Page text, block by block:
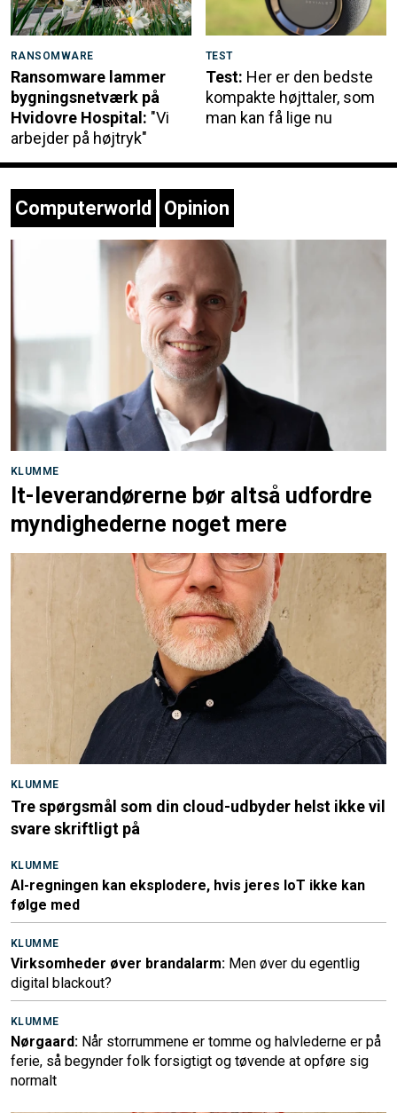
RANSOMWARE
Ransomware lammer
bygningsnetværk på
Hvidovre Hospital: "Vi
arbejder på højtryk"
TEST
Test: Her er den bedste
kompakte højttaler, som
man kan få lige nu
Computerworld Opinion
KLUMME
It-leverandørerne bør altså udfordre
myndighederne noget mere
KLUMME
Tre spørgsmål som din cloud-udbyder helst ikke vil
svare skriftligt på
KLUMME
AI-regningen kan eksplodere, hvis jeres IoT ikke kan
følge med
KLUMME
Virksomheder øver brandalarm: Men øver du egentlig
digital blackout?
KLUMME
Nørgaard: Når storrummene er tomme og halvlederne er på
ferie, så begynder folk forsigtigt og tøvende at opføre sig
normalt